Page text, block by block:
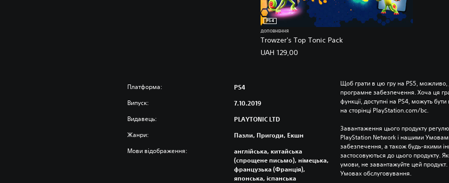
Trowzer's Top Tonic Pack
PS4
ДОПОВНЕННЯ
UAH 129,00
Платформа: PS4
Випуск: 7.10.2019
Видавець: PLAYTONIC LTD
Жанри: Пазли, Пригоди, Екшн
Мови відображення:
англійська, китайська
(спрощене письмо), німецька,
французька (Франція),
японська, іспанська
Щоб грати в цю гру на PS5,
програмне забезпечення. Хоча ця
функції, доступні на PS4, можуть бути
на сторінці PlayStation.com/bc.
Завантаження цього продукту
PlayStation Network і нашими
забезпечення, а також будь-якими
застосовуються до цього продукту.
умови, не завантажуйте цей продукт.
Умовах обслуговування.